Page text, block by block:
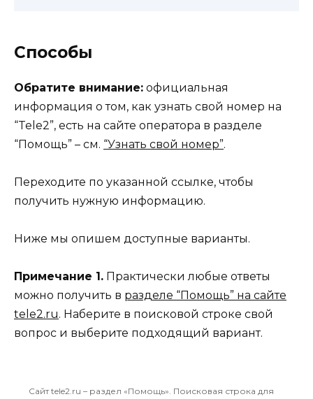
Способы
Обратите внимание: официальная
информация о том, как узнать свой номер на
“Tele2”, есть на сайте оператора в разделе
“Помощь” – см. “Узнать свой номер”.
Переходите по указанной ссылке, чтобы
получить нужную информацию.
Ниже мы опишем доступные варианты.
Примечание 1. Практически любые ответы
можно получить в разделе “Помощь” на сайте
tele2.ru. Наберите в поисковой строке свой
вопрос и выберите подходящий вариант.
Сайт tele2.ru – раздел «Помощь». Поисковая строка для